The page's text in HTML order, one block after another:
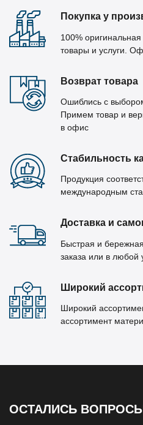
Покупка у
100%
товары и услуги.
Возврат товара
Ошиблись с
Примем товар и
в офис
Стабильность
Продукция
международным
Доставка и
Быстрая и
заказа или в
Широкий
Широкий
ассортимент
ОСТАЛИСЬ